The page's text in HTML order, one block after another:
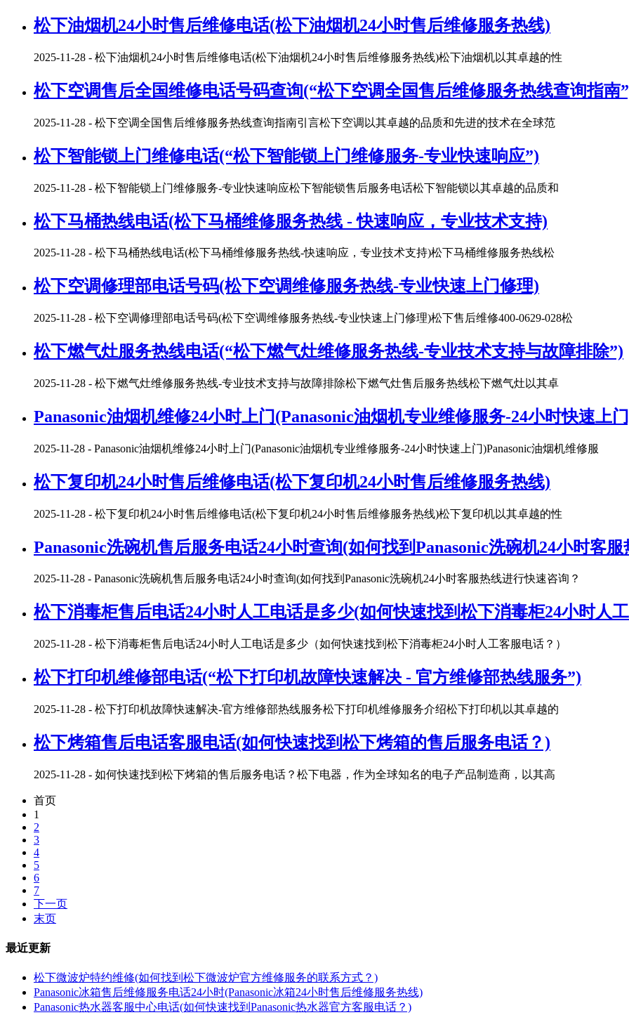
松下油烟机24小时售后维修电话(松下油烟机24小时售后维修服务热线)
2025-11-28 - 松下油烟机24小时售后维修电话(松下油烟机24小时售后维修服务热线)松下油烟机以其卓越的性
松下空调售后全国维修电话号码查询(“松下空调全国售后维修服务热线查询指南
2025-11-28 - 松下空调全国售后维修服务热线查询指南引言松下空调以其卓越的品质和先进的技术在全球范
松下智能锁上门维修电话(“松下智能锁上门维修服务-专业快速响应”)
2025-11-28 - 松下智能锁上门维修服务-专业快速响应松下智能锁售后服务电话松下智能锁以其卓越的品质和
松下马桶热线电话(松下马桶维修服务热线 - 快速响应，专业技术支持)
2025-11-28 - 松下马桶热线电话(松下马桶维修服务热线-快速响应，专业技术支持)松下马桶维修服务热线松
松下空调修理部电话号码(松下空调维修服务热线-专业快速上门修理)
2025-11-28 - 松下空调修理部电话号码(松下空调维修服务热线-专业快速上门修理)松下售后维修400-0629-028松
松下燃气灶服务热线电话(“松下燃气灶维修服务热线-专业技术支持与故障排除”)
2025-11-28 - 松下燃气灶维修服务热线-专业技术支持与故障排除松下燃气灶售后服务热线松下燃气灶以其卓
Panasonic油烟机维修24小时上门(Panasonic油烟机专业维修服务-24小时快速上
2025-11-28 - Panasonic油烟机维修24小时上门(Panasonic油烟机专业维修服务-24小时快速上门)Panasonic油烟机维修服
松下复印机24小时售后维修电话(松下复印机24小时售后维修服务热线)
2025-11-28 - 松下复印机24小时售后维修电话(松下复印机24小时售后维修服务热线)松下复印机以其卓越的性
Panasonic洗碗机售后服务电话24小时查询(如何找到Panasonic洗碗机24小时客
2025-11-28 - Panasonic洗碗机售后服务电话24小时查询(如何找到Panasonic洗碗机24小时客服热线进行快速咨询？
松下消毒柜售后电话24小时人工电话是多少(如何快速找到松下消毒柜24小时人
2025-11-28 - 松下消毒柜售后电话24小时人工电话是多少（如何快速找到松下消毒柜24小时人工客服电话？）
松下打印机维修部电话(“松下打印机故障快速解决 - 官方维修部热线服务”)
2025-11-28 - 松下打印机故障快速解决-官方维修部热线服务松下打印机维修服务介绍松下打印机以其卓越的
松下烤箱售后电话客服电话(如何快速找到松下烤箱的售后服务电话？)
2025-11-28 - 如何快速找到松下烤箱的售后服务电话？松下电器，作为全球知名的电子产品制造商，以其高
首页
1
2
3
4
5
6
7
下一页
末页
最近更新
松下微波炉特约维修(如何找到松下微波炉官方维修服务的联系方式？)
Panasonic冰箱售后维修服务电话24小时(Panasonic冰箱24小时售后维修服务热线)
Panasonic热水器客服中心电话(如何快速找到Panasonic热水器官方客服电话？)